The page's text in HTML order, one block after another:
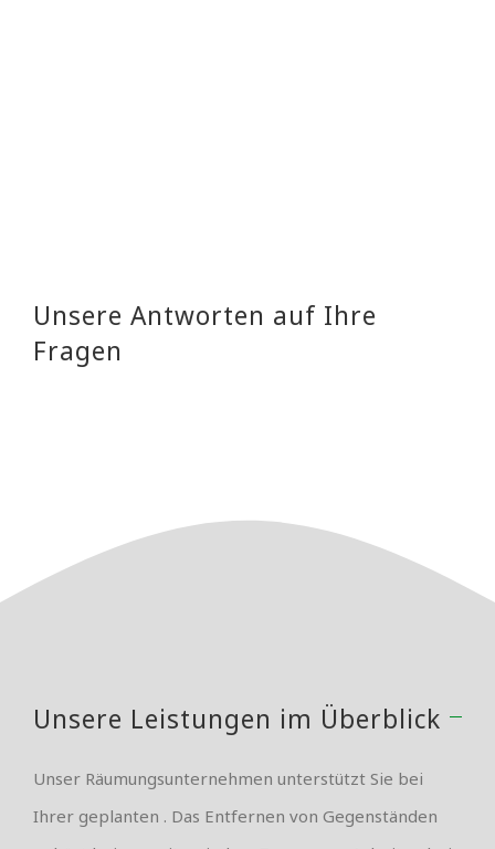
Unsere Antworten auf Ihre
Fragen
Unsere Leistungen im Überblick
Unser Räumungsunternehmen unterstützt Sie bei
Ihrer geplanten . Das Entfernen von Gegenständen